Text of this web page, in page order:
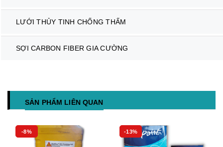
LƯỚI THỦY TINH CHỐNG THẤM
SỢI CARBON FIBER GIA CƯỜNG
SẢN PHẨM LIÊN QUAN
-8% -13%